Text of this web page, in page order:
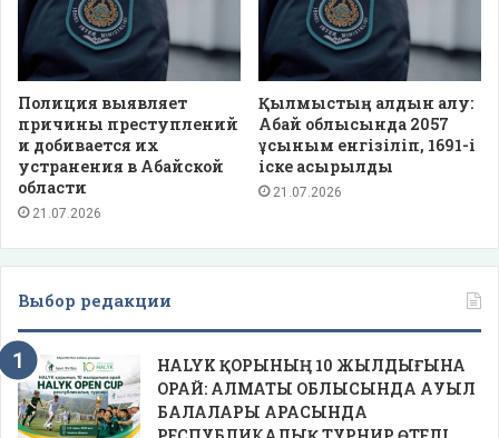
Полиция выявляет
причины преступлений
и добивается их
устранения в Абайской
области
21.07.2026
Қылмыстың алдын алу:
Абай облысында 2057
ұсыным енгізіліп, 1691-і
іске асырылды
21.07.2026
Выбор редакции
HALYK ҚОРЫНЫҢ 10 ЖЫЛДЫҒЫНА
ОРАЙ: АЛМАТЫ ОБЛЫСЫНДА АУЫЛ
БАЛАЛАРЫ АРАСЫНДА